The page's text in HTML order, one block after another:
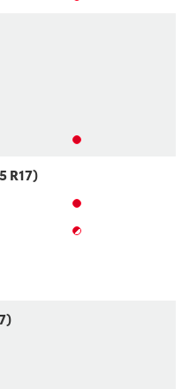
R17)